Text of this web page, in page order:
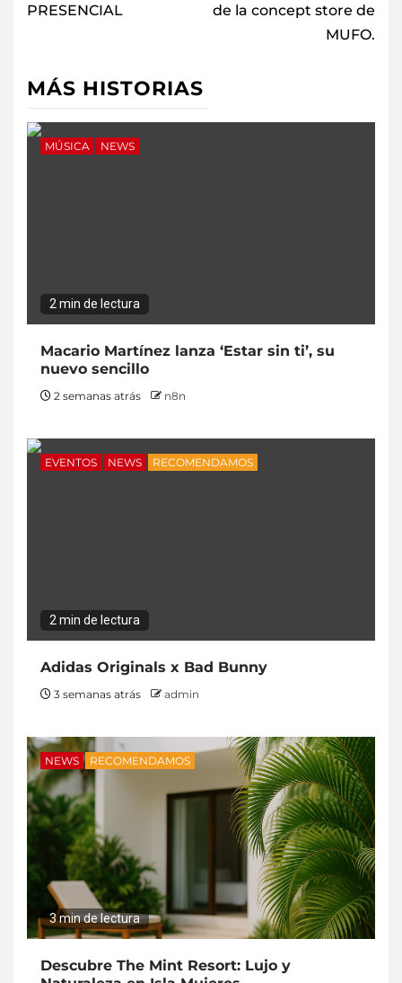
PRESENCIAL
de la concept store de
MUFO.
MÁS HISTORIAS
MÚSICA NEWS
2 min de lectura
Macario Martínez lanza ‘Estar sin ti’, su
nuevo sencillo
2 semanas atrás n8n
EVENTOS NEWS RECOMENDAMOS
2 min de lectura
Adidas Originals x Bad Bunny
3 semanas atrás admin
NEWS RECOMENDAMOS
3 min de lectura
Descubre The Mint Resort: Lujo y